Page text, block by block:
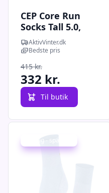
CEP Core Run
Socks Tall 5.0,
løbestrømper,
dame, lyseblå
AktivVinter.dk
Bedste pris
415 kr.
332 kr.
Til butik
Udsalg - spar 2 %